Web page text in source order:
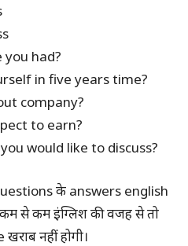
had?
in five years time?
company?
to earn?
would like to discuss?
के answers english
से कम इंग्लिश की वजह से तो
नहीं होगी।